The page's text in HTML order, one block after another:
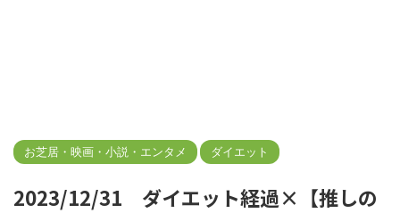
お芝居・映画・小説・エンタメ ダイエット
2023/12/31 ダイエット経過×【推しの